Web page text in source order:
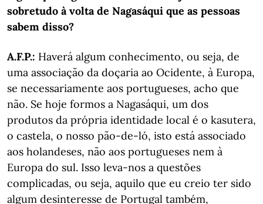
sobretudo à volta de Nagasáqui que as pessoas
sabem disso?
A.F.P.: Haverá algum conhecimento, ou seja, de
uma associação da doçaria ao Ocidente, à Europa,
se necessariamente aos portugueses, acho que
não. Se hoje formos a Nagasáqui, um dos
produtos da própria identidade local é o kasutera,
o castela, o nosso pão-de-ló, isto está associado
aos holandeses, não aos portugueses nem à
Europa do sul. Isso leva-nos a questões
complicadas, ou seja, aquilo que eu creio ter sido
algum desinteresse de Portugal também,